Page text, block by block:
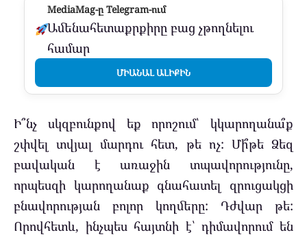
MediaMag-ը Telegram-ում
Ամենահետաքրքիրը բաց չթողնելու
համար
ՄԻԱՆԱԼ ԱԼԻՔԻՆ
Ի՞նչ սկզբունքով եք որոշում՝ կկարողանա՞ք
շփվել տվյալ մարդու հետ, թե ոչ: Մի՞թե Ձեզ
բավական է առաջին տպավորությունը,
որպեսզի կարողանաք գնահատել զրուցակցի
բնավորության բոլոր կողմերը: Դժվար թե:
Որովհետև, ինչպես հայտնի է՝ դիմավորում են